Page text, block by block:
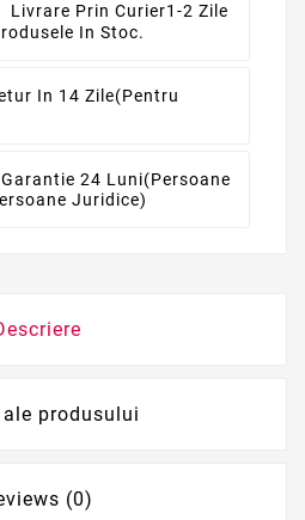
Livrare Prin Curier1-2 Zile
In Stoc.
In 14 Zile(pentru
Garantie 24 Luni(persoane
Juridice)
produsului
(0)